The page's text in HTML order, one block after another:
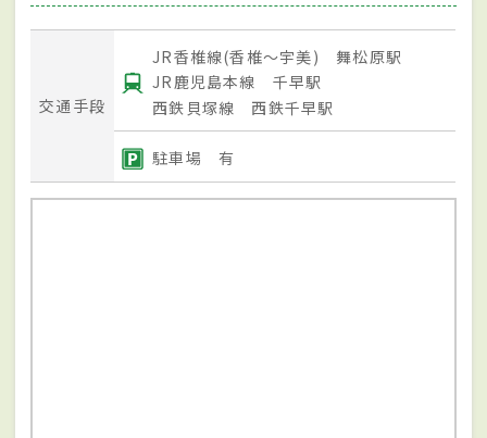
交通手段
JR香椎線(香椎～宇美) 舞松原駅
JR鹿児島本線 千早駅
西鉄貝塚線 西鉄千早駅
駐車場 有